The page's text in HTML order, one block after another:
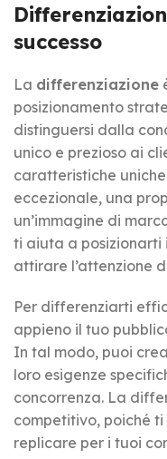
successo
La differenziazione
posizionamento
distinguersi dalla
unico e prezioso ai
caratteristiche
eccezionale, una
un’immagine di
ti aiuta a posizionarti
attirare l’attenzione
Per differenziarti
appieno il tuo
In tal modo, puoi
loro esigenze
concorrenza. La
competitivo, poiché
replicare per i tuoi